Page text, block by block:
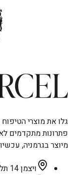
פתרונות מתקדמים
מיוצר בגרמניה,
ויצמן 14 תל אביב